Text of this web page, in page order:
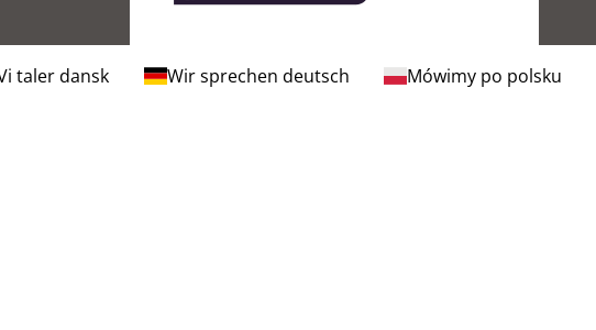
taler dansk Wir sprechen deutsch Mówimy po polsku